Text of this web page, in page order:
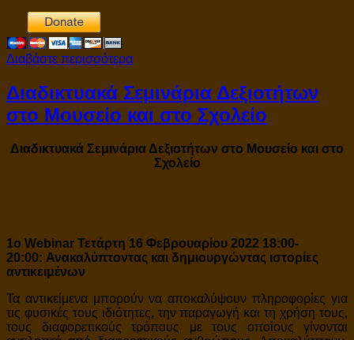
Διαβάστε περισσότερα
Διαδικτυακά Σεμινάρια Δεξιοτήτων
στο Μουσείο και στο Σχολείο
Διαδικτυακά Σεμινάρια Δεξιοτήτων στο Μουσείο και στο
Σχολείο
1ο Webinar Τετάρτη 16 Φεβρουαρίου 2022 18:00-
20:00: Ανακαλύπτοντας και δημιουργώντας ιστορίες
αντικειμένων
Τα αντικείμενα μπορούν να αποκαλύψουν πληροφορίες για
τις φυσικές τους ιδιότητες, την παραγωγή και τη χρήση τους,
τους διαφορετικούς τρόπους με τους οποίους γίνονται